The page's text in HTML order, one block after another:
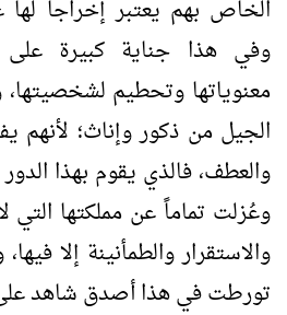
الخاص بهم يعتبر إخراجاً لها
وفي هذا جناية كبيرة على
معنوياتها وتحطيم
الجيل من ذكور وإناث؛ لأنهم
والعطف، فالذي يقوم بهذا
وعُزلت تماماً عن مملكتها التي
والاستقرار والطمأنينة إلا
تورطت في هذا أصدق شاهد